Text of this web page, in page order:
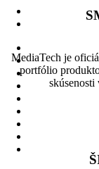
MediaTech je
portfólio